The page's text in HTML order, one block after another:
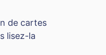
de cartes
lisez-la